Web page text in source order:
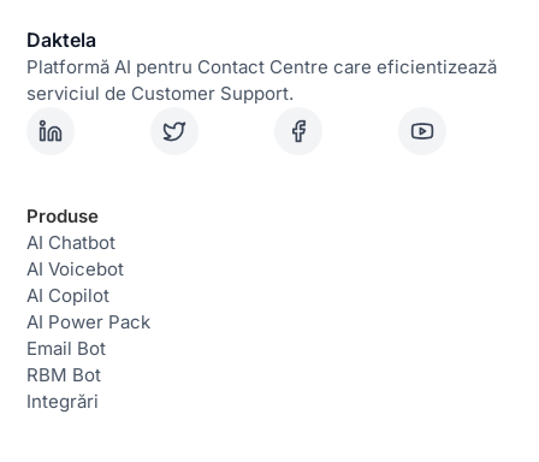
Daktela
Platformă AI pentru Contact Centre care eficientizează
serviciul de Customer Support.
Produse
AI Chatbot
AI Voicebot
AI Copilot
AI Power Pack
Email Bot
RBM Bot
Integrări